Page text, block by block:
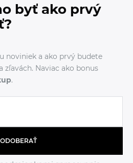
byť ako prvý
noviniek a ako prvý budete
zľavách. Naviac ako bonus
.
ODOBERAŤ